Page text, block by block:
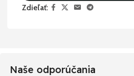
Zdieľať:
Naše odporúčania